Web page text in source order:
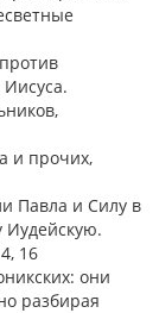
и прочих,
Павла и Силу в
Иудейскую.
16
они
разбирая